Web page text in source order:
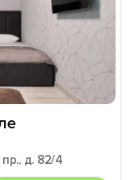
д. 82/4